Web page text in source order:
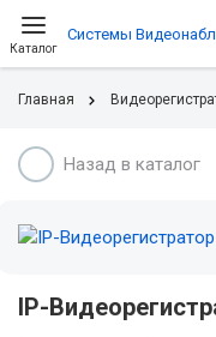
Каталог
Системы
Главная
Назад в каталог
IP-